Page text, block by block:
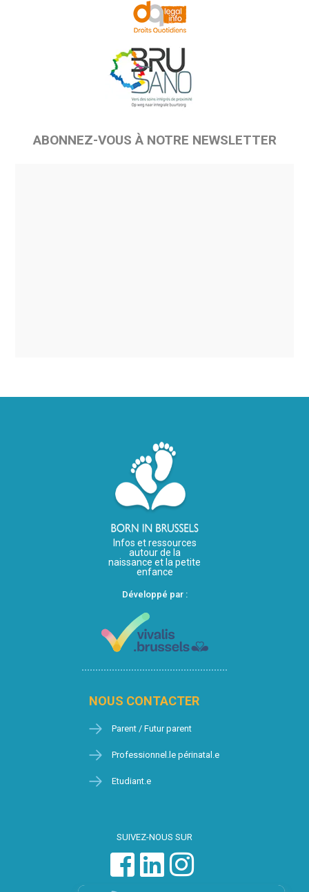
ABONNEZ-VOUS À NOTRE NEWSLETTER
Infos et ressources
autour de la
naissance et la petite
enfance
Développé par :
NOUS CONTACTER
Parent / Futur parent
Professionnel.le périnatal.e
Etudiant.e
SUIVEZ-NOUS SUR